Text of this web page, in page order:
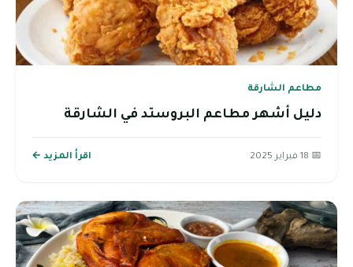
مطاعم الشارقة
دليل أشهر مطاعم البروستد في الشارقة
📅 18 فبراير 2025 اقرأ المزيد ←